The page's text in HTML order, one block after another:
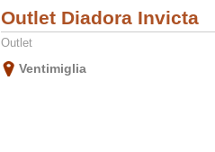
Outlet Diadora Invicta
Outlet
Ventimiglia